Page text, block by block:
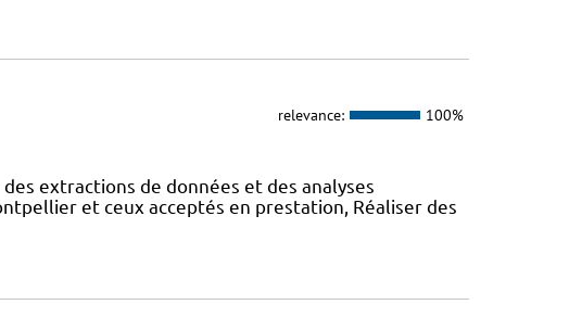
relevance: 100%
extractions de données et des analyses
et ceux acceptés en prestation, Réaliser des